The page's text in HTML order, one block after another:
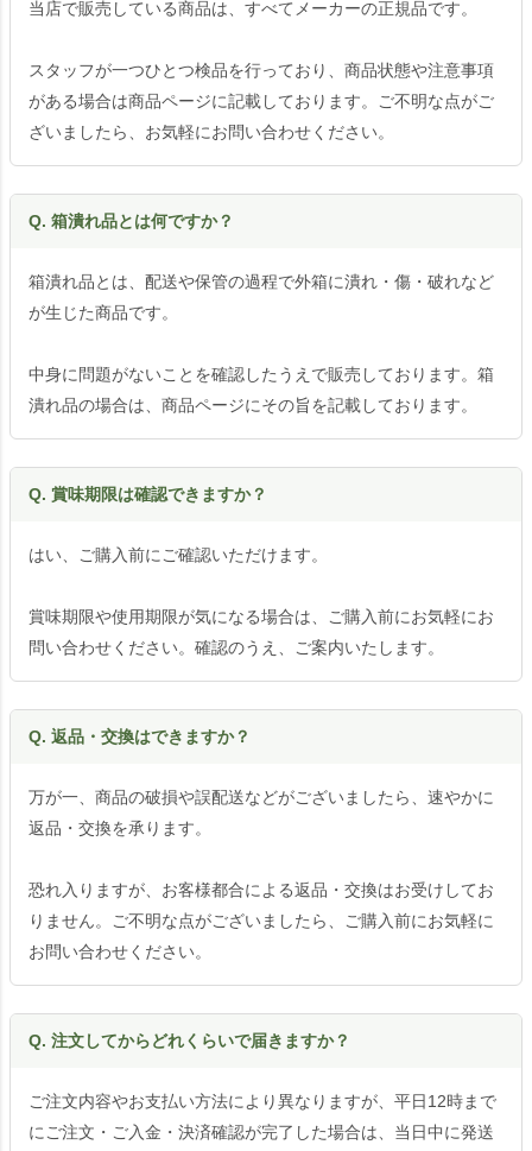
当店で販売している商品は、すべてメーカーの正規品です。
スタッフが一つひとつ検品を行っており、商品状態や注意事項
がある場合は商品ページに記載しております。ご不明な点がご
ざいましたら、お気軽にお問い合わせください。
Q. 箱潰れ品とは何ですか？
箱潰れ品とは、配送や保管の過程で外箱に潰れ・傷・破れなど
が生じた商品です。
中身に問題がないことを確認したうえで販売しております。箱
潰れ品の場合は、商品ページにその旨を記載しております。
Q. 賞味期限は確認できますか？
はい、ご購入前にご確認いただけます。
賞味期限や使用期限が気になる場合は、ご購入前にお気軽にお
問い合わせください。確認のうえ、ご案内いたします。
Q. 返品・交換はできますか？
万が一、商品の破損や誤配送などがございましたら、速やかに
返品・交換を承ります。
恐れ入りますが、お客様都合による返品・交換はお受けしてお
りません。ご不明な点がございましたら、ご購入前にお気軽に
お問い合わせください。
Q. 注文してからどれくらいで届きますか？
ご注文内容やお支払い方法により異なりますが、平日12時まで
にご注文・ご入金・決済確認が完了した場合は、当日中に発送